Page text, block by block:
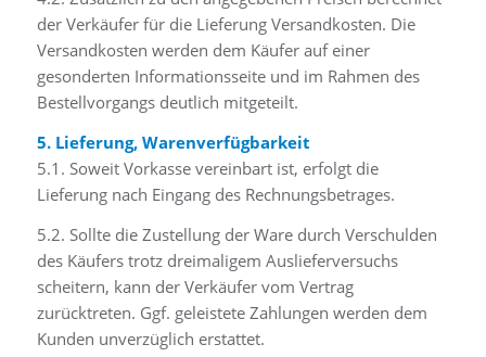
der Verkäufer für die Lieferung Versandkosten. Die
Versandkosten werden dem Käufer auf einer
gesonderten Informationsseite und im Rahmen des
Bestellvorgangs deutlich mitgeteilt.
5. Lieferung, Warenverfügbarkeit
5.1. Soweit Vorkasse vereinbart ist, erfolgt die
Lieferung nach Eingang des Rechnungsbetrages.
5.2. Sollte die Zustellung der Ware durch Verschulden
des Käufers trotz dreimaligem Auslieferversuchs
scheitern, kann der Verkäufer vom Vertrag
zurücktreten. Ggf. geleistete Zahlungen werden dem
Kunden unverzüglich erstattet.